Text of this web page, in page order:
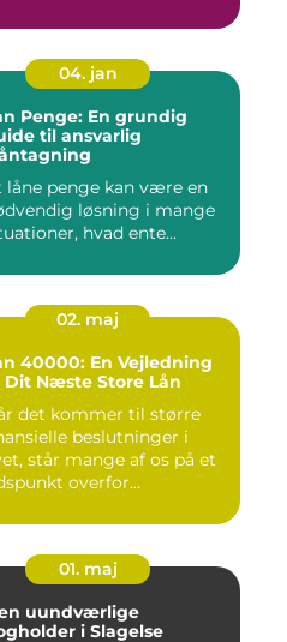
04. jan
Penge: En grundig
til ansvarlig
låne penge kan være en
løsning i mange
hvad ente...
02. maj
40000: En Vejledning
Næste Store Lån
det kommer til større
beslutninger i
står mange af os på et
overfor...
01. maj
uundværlige
i Slagelse